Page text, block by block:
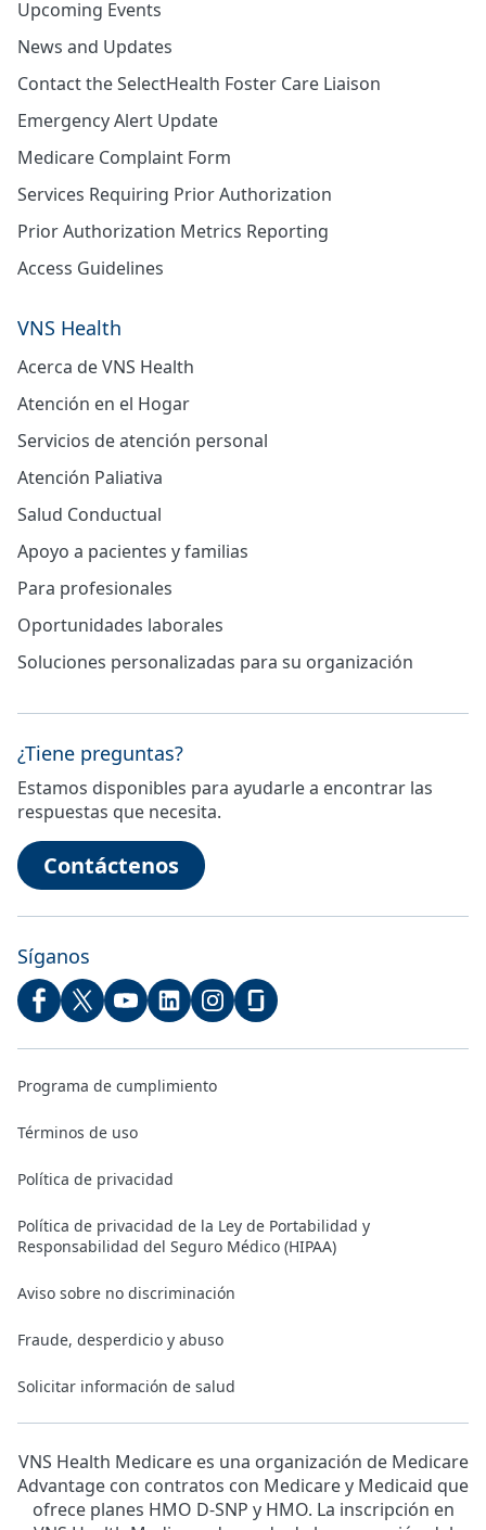
Upcoming Events
News and Updates
Contact the SelectHealth Foster Care Liaison
Emergency Alert Update
Medicare Complaint Form
Services Requiring Prior Authorization
Prior Authorization Metrics Reporting
Access Guidelines
VNS Health
Acerca de VNS Health
Atención en el Hogar
Servicios de atención personal
Atención Paliativa
Salud Conductual
Apoyo a pacientes y familias
Para profesionales
Oportunidades laborales
Soluciones personalizadas para su organización
¿Tiene preguntas?
Estamos disponibles para ayudarle a encontrar las
respuestas que necesita.
Contáctenos
Síganos
Programa de cumplimiento
Términos de uso
Política de privacidad
Política de privacidad de la Ley de Portabilidad y
Responsabilidad del Seguro Médico (HIPAA)
Aviso sobre no discriminación
Fraude, desperdicio y abuso
Solicitar información de salud
VNS Health Medicare es una organización de Medicare
Advantage con contratos con Medicare y Medicaid que
ofrece planes HMO D-SNP y HMO. La inscripción en